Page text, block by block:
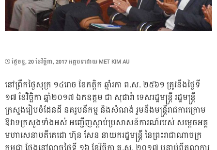
POSTED
ថ្ងៃ​ចន្ទ, 20 ខែ​វិច្ឆិកា, 2017អត្ថបទដោយ MET KIM AU
នៅព្រឹកថ្ងៃសុក្រ ១៤រោច ខែកត្ដិក ឆ្នាំរកា ព.ស. ២៥៦១ ត្រូវនឹងថ្ងៃទី
១៧ ខែវិច្ឆិកា ឆ្នាំ២០១៧ ឯកឧត្តម ជា សុផារ៉ា ទេសរដ្ឋមន្ត្រី រដ្ឋមន្រ្តី
ក្រសួងរៀបចំដែនដី នគរូបនីកម្ម និងសំណង់ រួមនឹងមន្រ្តីរាជការក្រោម
ឱវាទក្រសួងទាំងអស់ អញ្ជើញស្ដាប់ប្រសាសន៍ការណ៍របស់ សម្ដេចអគ្គ
មហាសេនាបតីតេជោ ហ៊ុន សែន នាយករដ្ឋមន្រ្តី នៃព្រះរាជាណាចក្រ